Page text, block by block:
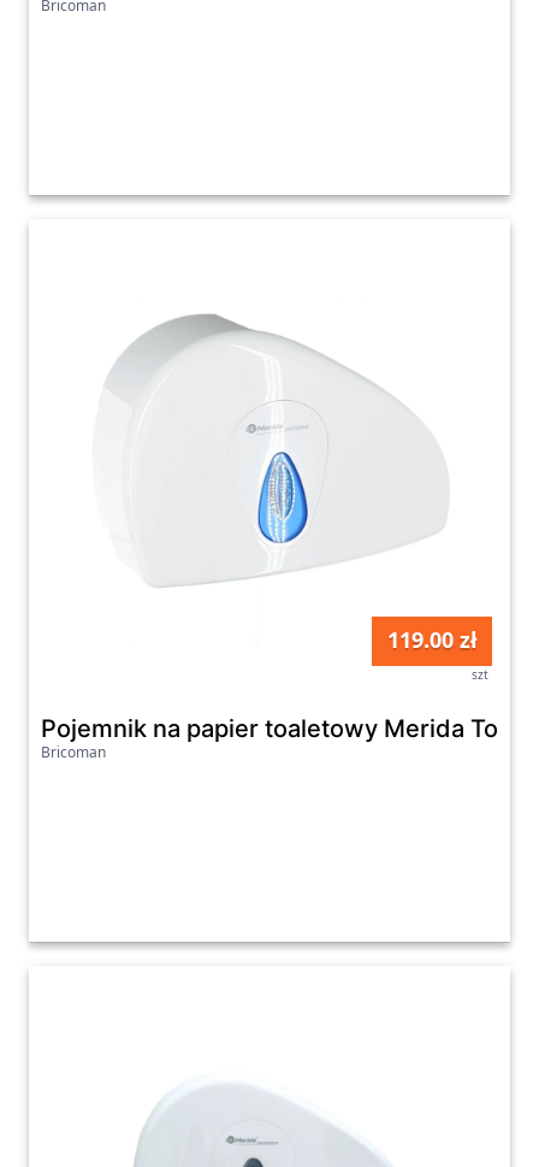
Bricoman
119.00 zł
szt
Pojemnik na papier toaletowy Merida Top
Bricoman